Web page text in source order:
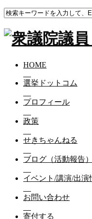
HOME
選挙ドットコム
プロフィール
政策
せきちゃんねる
ブログ（活動報告）
イベント/講演/出演
お問い合わせ
寄付する
HOME
お花出荷
お花出荷量日本
2020-07-18
お花出荷量日本一の豊橋
新型コロナウイルスを吹
ということで、生産者
皆様の日常に花を添え
https://readyfor.jp/projects/
#花農家とつながろう